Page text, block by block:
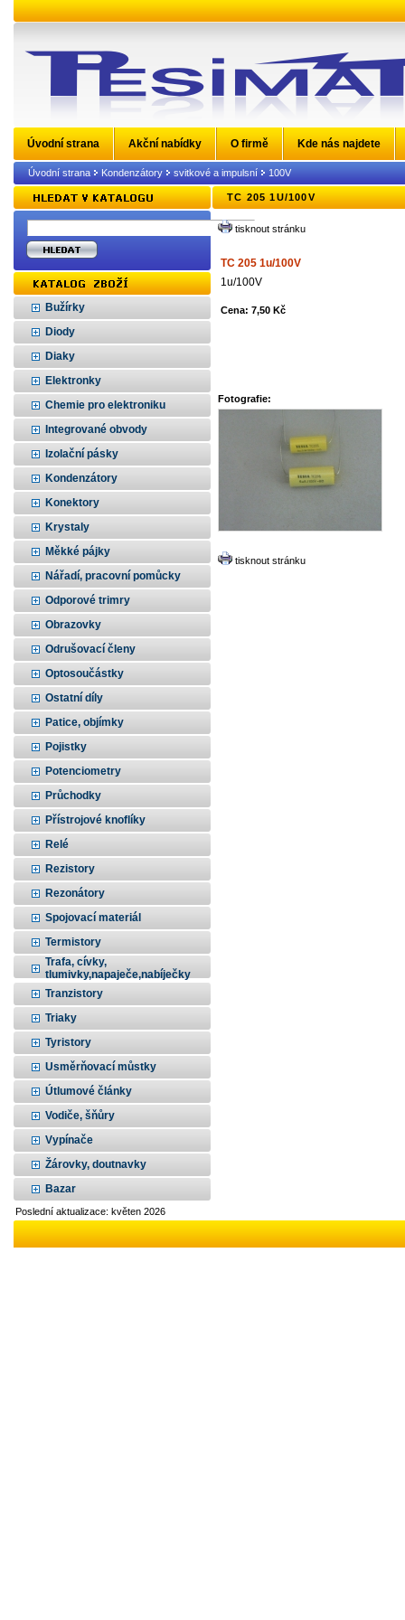
Úvodní strana Akční nabídky O firmě Kde nás najdete
Úvodní strana Kondenzátory svitkové a impulsní 100V
Bužírky
Diody
Diaky
Elektronky
Chemie pro elektroniku
Integrované obvody
Izolační pásky
Kondenzátory
Konektory
Krystaly
Měkké pájky
Nářadí, pracovní pomůcky
Odporové trimry
Obrazovky
Odrušovací členy
Optosoučástky
Ostatní díly
Patice, objímky
Pojistky
Potenciometry
Průchodky
Přístrojové knoflíky
Relé
Rezistory
Rezonátory
Spojovací materiál
Termistory
Trafa, cívky,
tlumivky,napaječe,nabíječky
Tranzistory
Triaky
Tyristory
Usměrňovací můstky
Útlumové články
Vodiče, šňůry
Vypínače
Žárovky, doutnavky
Bazar
Poslední aktualizace: květen 2026
TC 205 1U/100V
tisknout stránku
TC 205 1u/100V
1u/100V
Cena: 7,50 Kč
Fotografie:
tisknout stránku